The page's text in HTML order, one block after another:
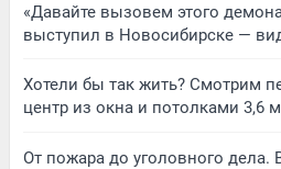
«Давайте вызовем этого
выступил в Новосибирске —
Хотели бы так жить? Смотрим
центр из окна и потолками 3,6
От пожара до уголовного дела.